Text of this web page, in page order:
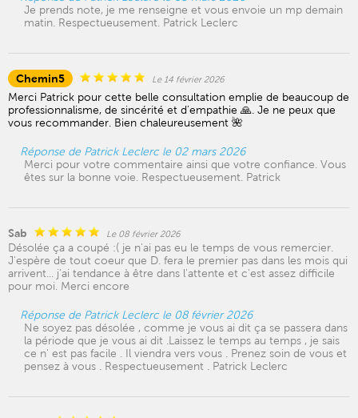
Je prends note, je me renseigne et vous envoie un mp demain
matin. Respectueusement. Patrick Leclerc
Chemin5 Le 14 février 2026
Merci Patrick pour cette belle consultation emplie de beaucoup de
professionnalisme, de sincérité et d'empathie 🙏. Je ne peux que
vous recommander. Bien chaleureusement 🌺
Réponse de Patrick Leclerc le 02 mars 2026
Merci pour votre commentaire ainsi que votre confiance. Vous
êtes sur la bonne voie. Respectueusement. Patrick
Sab Le 08 février 2026
Désolée ça a coupé :( je n'ai pas eu le temps de vous remercier.
J'espère de tout coeur que D. fera le premier pas dans les mois qui
arrivent... j'ai tendance à être dans l'attente et c'est assez difficile
pour moi. Merci encore
Réponse de Patrick Leclerc le 08 février 2026
Ne soyez pas désolée , comme je vous ai dit ça se passera dans
la période que je vous ai dit .Laissez le temps au temps , je sais
ce n' est pas facile . Il viendra vers vous . Prenez soin de vous et
pensez à vous . Respectueusement . Patrick Leclerc